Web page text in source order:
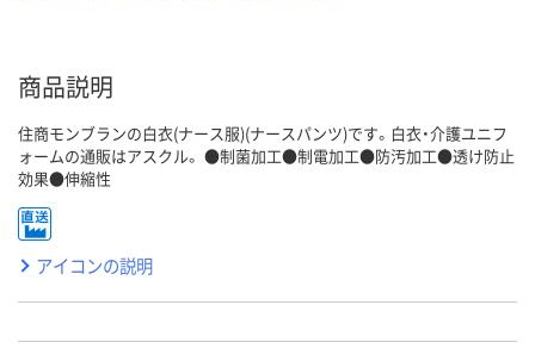
商品説明
住商モンブランの白衣(ナース服)(ナースパンツ)です。白衣・介護ユニフ
ォームの通販はアスクル。 ●制菌加工●制電加工●防汚加工●透け防止
効果●伸縮性
アイコンの説明